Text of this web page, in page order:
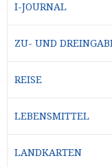
I-JOURNAL
ZU- UND
REISE
LEBENSMITTEL
LANDKARTEN